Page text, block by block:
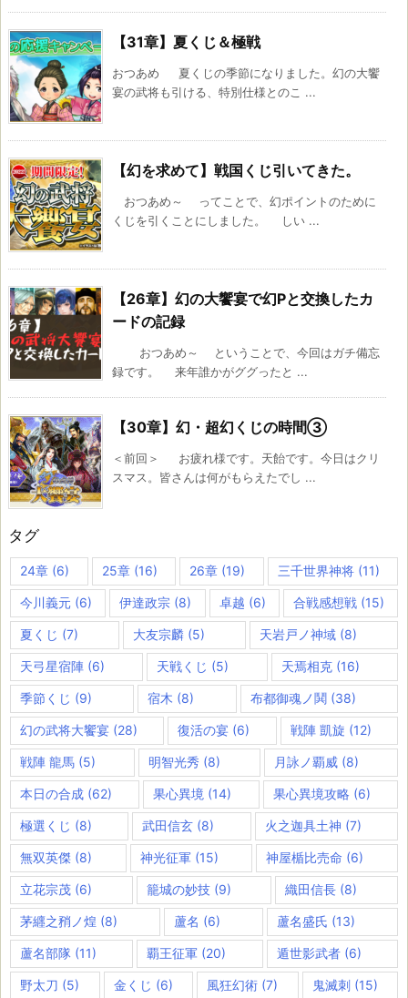
【31章】夏くじ＆極戦
おつあめ 夏くじの季節になりました。幻の大饗
宴の武将も引ける、特別仕様とのこ ...
【幻を求めて】戦国くじ引いてきた。
おつあめ～ ってことで、幻ポイントのために
くじを引くことにしました。 しい ...
【26章】幻の大饗宴で幻Pと交換したカ
ードの記録
おつあめ～ ということで、今回はガチ備忘
録です。 来年誰かがググったと ...
【30章】幻・超幻くじの時間③
＜前回＞ お疲れ様です。天飴です。今日はクリ
スマス。皆さんは何がもらえたでし ...
タグ
24章 (6) 25章(16) 26章 (19) 三千世界神将(11)
今川義元 (6) 伊達政宗 (8) 卓越 (6) 合戦感想戦(15)
夏くじ (7) 大友宗麟 (5) 天岩戸ノ神域 (8)
天弓星宿陣 (6) 天戦くじ (5) 天焉相克(16)
季節くじ (9) 宿木 (8) 布都御魂ノ鬨(38)
幻の武将大饗宴 (28) 復活の宴 (6) 戦陣 凱旋 (12)
戦陣 龍馬 (5) 明智光秀 (8) 月詠ノ覇威(8)
本日の合成 (62) 果心異境 (14) 果心異境攻略 (6)
極選くじ (8) 武田信玄 (8) 火之迦具土神 (7)
無双英傑 (8) 神光征軍(15) 神屋楯比売命 (6)
立花宗茂 (6) 籠城の妙技(9) 織田信長 (8)
茅纒之矟ノ煌 (8) 蘆名 (6) 蘆名盛氏 (13)
蘆名部隊 (11) 覇王征軍 (20) 遁世影武者(6)
野太刀 (5) 金くじ (6) 風狂幻術 (7) 鬼滅刺(15)